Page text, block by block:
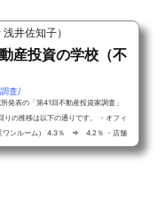
井佐知子）
産投資の学校（不
査/
発表の「第41回不動産投資家調査」
りの推移は以下の通りです。 ・オフィ
ワンルーム） 4.3％ ⇒ 4.2％ ・店舗
まで1時間程度の主要幹線道路沿い）